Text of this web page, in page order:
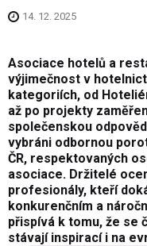
14. 12. 2025
Asociace hotelů a
výjimečnost v
kategoriích, od
až po projekty
společenskou
vybráni odbornou
ČR, respektovaných
asociace. Držitelé
profesionály, kteří
konkurenčním a náročn
přispívá k tomu, že se
stávají inspirací i na